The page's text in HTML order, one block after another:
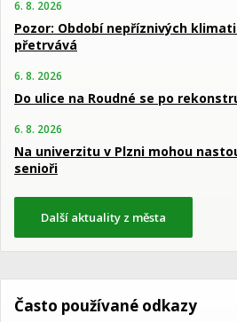
6. 8. 2026
Pozor: Období nepříznivých
přetrvává
6. 8. 2026
Do ulice na Roudné se po
6. 8. 2026
Na univerzitu v Plzni mohou
senioři
Další aktuality z města
Často používané odkazy